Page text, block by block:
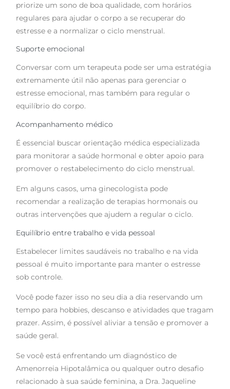
priorize um sono de boa qualidade, com horários
regulares para ajudar o corpo a se recuperar do
estresse e a normalizar o ciclo menstrual.
Suporte emocional
Conversar com um terapeuta pode ser uma estratégia
extremamente útil não apenas para gerenciar o
estresse emocional, mas também para regular o
equilíbrio do corpo.
Acompanhamento médico
É essencial buscar orientação médica especializada
para monitorar a saúde hormonal e obter apoio para
promover o restabelecimento do ciclo menstrual.
Em alguns casos, uma ginecologista pode
recomendar a realização de terapias hormonais ou
outras intervenções que ajudem a regular o ciclo.
Equilíbrio entre trabalho e vida pessoal
Estabelecer limites saudáveis no trabalho e na vida
pessoal é muito importante para manter o estresse
sob controle.
Você pode fazer isso no seu dia a dia reservando um
tempo para hobbies, descanso e atividades que tragam
prazer. Assim, é possível aliviar a tensão e promover a
saúde geral.
Se você está enfrentando um diagnóstico de
Amenorreia Hipotalâmica ou qualquer outro desafio
relacionado à sua saúde feminina, a Dra. Jaqueline